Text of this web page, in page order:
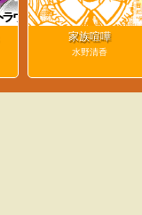
家族喧嘩
水野清香